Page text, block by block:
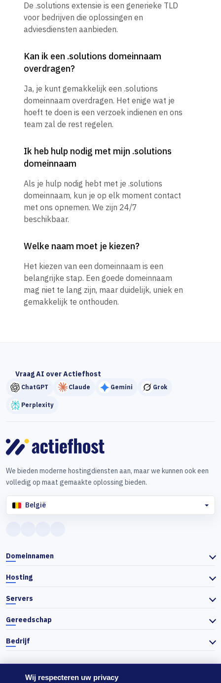
De .solutions extensie is een generieke TLD
voor bedrijven die oplossingen en
adviesdiensten aanbieden.
Kan ik een .solutions domeinnaam
overdragen?
Ja, je kunt gemakkelijk een .solutions
domeinnaam overdragen. Het enige wat je
hoeft te doen is een verzoek indienen en ons
team zal de rest regelen.
Ik heb hulp nodig met mijn .solutions
domeinnaam
Als je hulp nodig hebt met je .solutions
domeinnaam, kun je op elk moment contact
met ons opnemen. We zijn 24/7
beschikbaar.
Welke naam moet je kiezen?
Het kiezen van een domeinnaam is een
belangrijke stap. Een goede domeinnaam
mag niet te lang zijn, maar duidelijk, uniek en
gemakkelijk te onthouden.
Vraag AI over Actiefhost
ChatGPT Claude Gemini Grok
Perplexity
We bieden moderne hostingdiensten aan, maar we kunnen ook een
volledig op maat gemaakte oplossing bieden.
België
Domeinnamen
Hosting
Servers
Gereedschap
Bedrijf
Wij respecteren uw privacy